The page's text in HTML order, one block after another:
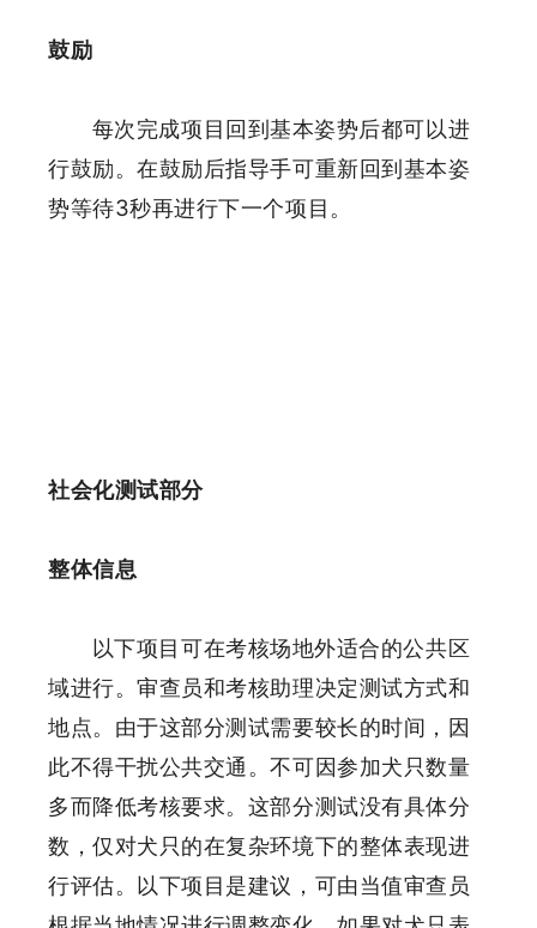
鼓励
每次完成项目回到基本姿势后都可以进
行鼓励。在鼓励后指导手可重新回到基本姿
势等待3秒再进行下一个项目。
社会化测试部分
整体信息
以下项目可在考核场地外适合的公共区
域进行。审查员和考核助理决定测试方式和
地点。由于这部分测试需要较长的时间，因
此不得干扰公共交通。不可因参加犬只数量
多而降低考核要求。这部分测试没有具体分
数，仅对犬只的在复杂环境下的整体表现进
行评估。以下项目是建议，可由当值审查员